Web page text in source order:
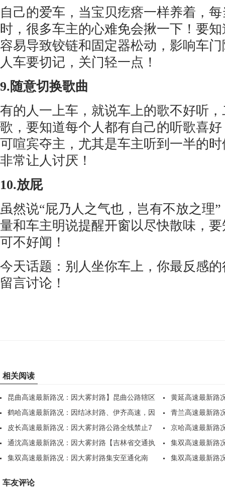
自己的爱车，当宝贝疙瘩一样养着，
时，很多车主的心难免会揪一下！要
容易导致铰链和固定器松动，影响车
人车要切记，关门轻一点！
9.随意切换歌曲
有的人一上车，就说车上的歌不好听
歌，要知道每个人都有自己的听歌喜
可喧宾夺主，尤其是车主听到一半的
非常让人讨厌！
10.放屁
虽然说“屁乃人之气也，岂有不放之理
量和车主明说提醒开窗以尽快散味，
可不好闻！
今天话题：别人坐你车上，你最反感
留言讨论！
相关阅读
昆曲高速最新路况：因大雾封路】昆曲公路辖区
全..
黄延高速最新路
坊、..
鹤哈高速最新路况：因结冰封路、伊齐高速，因
部..
青兰高速最新路
各..
皮长高速最新路况：因大雾封路公路全线禁止7
座..
京哈高速最新路
散，..
通沈高速最新路况：因大雾封路【吉林省交通执
法..
集双高速最新路
站，..
集双高速最新路况：因大雾封路集安至通化南
集双高速最新路
车友评论